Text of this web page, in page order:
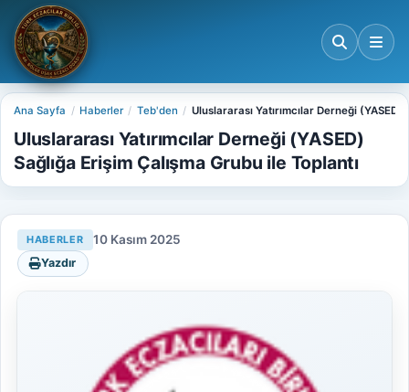
Ana Sayfa Haberler Teb'den Uluslararası Yatırımcılar Derneği
Uluslararası Yatırımcılar Derneği (YASED)
Sağlığa Erişim Çalışma Grubu ile Toplantı
HABERLER 10 Kasım 2025
Yazdır